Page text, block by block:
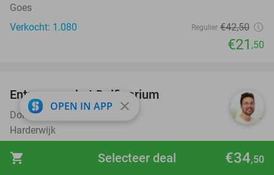
shopping_cart €34,50
Selecteer deal
Goes
Verkocht: 1.080
Regulier €42,50
€21 ,50
36%
Entree voor het Dolfinarium
Dolfinarium 8.5star
Harderwijk
Verkocht: 20.180
€29
€18,50
OPEN IN APP close